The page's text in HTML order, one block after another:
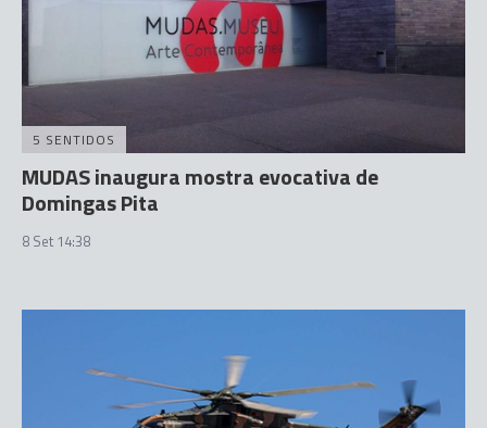
5 SENTIDOS
MUDAS inaugura mostra evocativa de
Domingas Pita
8 Set 14:38